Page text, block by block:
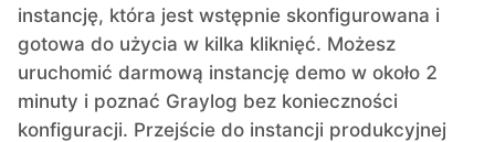
instancję, która jest wstępnie skonfigurowana i
gotowa do użycia w kilka kliknięć. Możesz
uruchomić darmową instancję demo w około 2
minuty i poznać Graylog bez konieczności
konfiguracji. Przejście do instancji produkcyjnej